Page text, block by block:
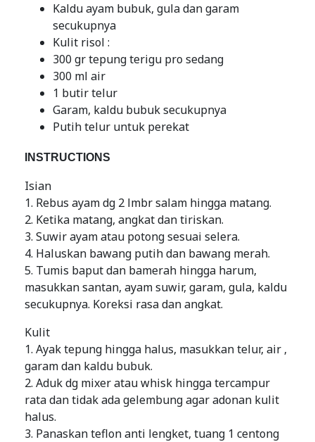
Kaldu ayam bubuk, gula dan garam
secukupnya
Kulit risol :
300 gr tepung terigu pro sedang
300 ml air
1 butir telur
Garam, kaldu bubuk secukupnya
Putih telur untuk perekat
INSTRUCTIONS
Isian
1. Rebus ayam dg 2 lmbr salam hingga matang.
2. Ketika matang, angkat dan tiriskan.
3. Suwir ayam atau potong sesuai selera.
4. Haluskan bawang putih dan bawang merah.
5. Tumis baput dan bamerah hingga harum,
masukkan santan, ayam suwir, garam, gula, kaldu
secukupnya. Koreksi rasa dan angkat.
Kulit
1. Ayak tepung hingga halus, masukkan telur, air ,
garam dan kaldu bubuk.
2. Aduk dg mixer atau whisk hingga tercampur
rata dan tidak ada gelembung agar adonan kulit
halus.
3. Panaskan teflon anti lengket, tuang 1 centong